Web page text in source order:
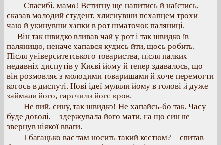
– Спасибі, мамо! Встигну ще напитись й наїстись, –
сказав молодий студент, хлиснувши похапцем трохи
чаю й укинувши хапки в рот шматочок паляниці.
Він так швидко вливав чай у рот і так швидко їв
паляницю, неначе хапався кудись йти, щось робить.
Після університетського товариства, після палких
недавніх диспутів у Києві йому й тепер здавалось, що
він розмовляє з молодими товаришами й хоче перемогти
когось в диспуті. Нові ідеї муляли йому в голові й дуже
займали його, гарячили його кров.
– Не пий, сину, так швидко! Не хапайсь-бо так. Часу
буде доволі, – здержувала його мати, на що син не
звернув ніякої вваги.
– І багацько вас там носить такий костюм? – спитав